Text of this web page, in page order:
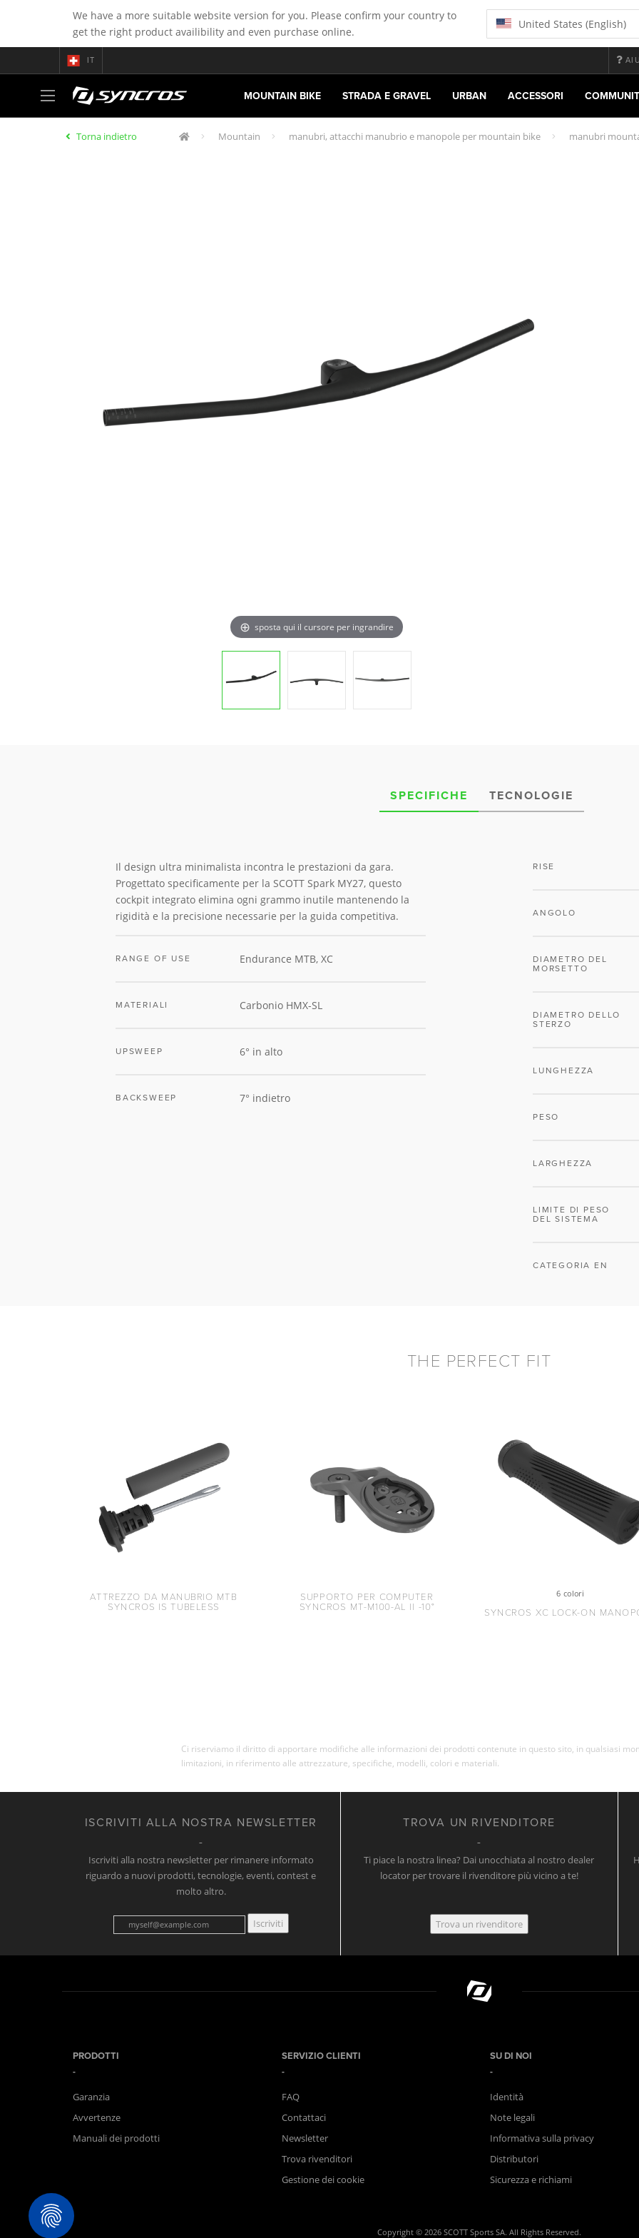
We have a more suitable website version for you. Please confirm your country to
get the right product availibility and even purchase online.
United States (English)
IT
MOUNTAIN BIKE STRADA E GRAVEL URBAN ACCESSORI
Torna indietro Mountain manubri, attacchi manubrio e manopole per mountain bike manubri
sposta qui il cursore per ingrandire
SPECIFICHE TECNOLOGIE
Il design ultra minimalista incontra le prestazioni da gara.
Progettato specificamente per la SCOTT Spark MY27, questo
cockpit integrato elimina ogni grammo inutile mantenendo la
rigidità e la precisione necessarie per la guida competitiva.
RANGE OF USE Endurance MTB, XC
MATERIALI Carbonio HMX-SL
UPSWEEP 6° in alto
BACKSWEEP 7° indietro
RISE
ANGOLO
DIAMETRO DEL
MORSETTO
DIAMETRO DELLO
STERZO
LUNGHEZZA
PESO
LARGHEZZA
LIMITE DI PESO
DEL SISTEMA
CATEGORIA EN
THE PERFECT FIT
ATTREZZO DA MANUBRIO MTB
SYNCROS IS TUBELESS
SUPPORTO PER COMPUTER
SYNCROS MT-M100-AL II -10°
6 colori
SYNCROS XC LOCK-ON
Ci riserviamo il diritto di apportare modifiche alle informazioni dei prodotti contenute in questo sito, in qualsiasi
limitazioni, in riferimento alle attrezzature, specifiche, modelli, colori e materiali.
ISCRIVITI ALLA NOSTRA NEWSLETTER
Iscriviti alla nostra newsletter per rimanere informato
riguardo a nuovi prodotti, tecnologie, eventi, contest e
molto altro.
Iscriviti
TROVA UN RIVENDITORE
Ti piace la nostra linea? Dai unocchiata al nostro dealer
locator per trovare il rivenditore più vicino a te!
Trova un rivenditore
PRODOTTI
Garanzia
Avvertenze
Manuali dei prodotti
SERVIZIO CLIENTI
FAQ
Contattaci
Newsletter
Trova rivenditori
Gestione dei cookie
SU DI NOI
Identità
Note legali
Informativa sulla privacy
Distributori
Sicurezza e richiami
Copyright © 2026 SCOTT Sports SA. All Rights Reserved.